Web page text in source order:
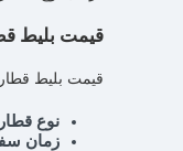
قیمت بلیط
قیمت بلیط
نوع
زمان